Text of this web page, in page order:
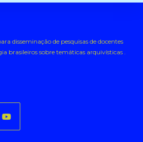
disseminação de pesquisas de docentes
brasileiros sobre temáticas arquivísticas .